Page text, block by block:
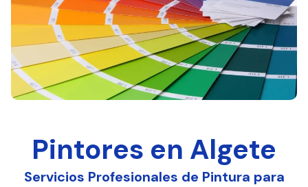
Pintores en Algete
Servicios Profesionales de Pintura para